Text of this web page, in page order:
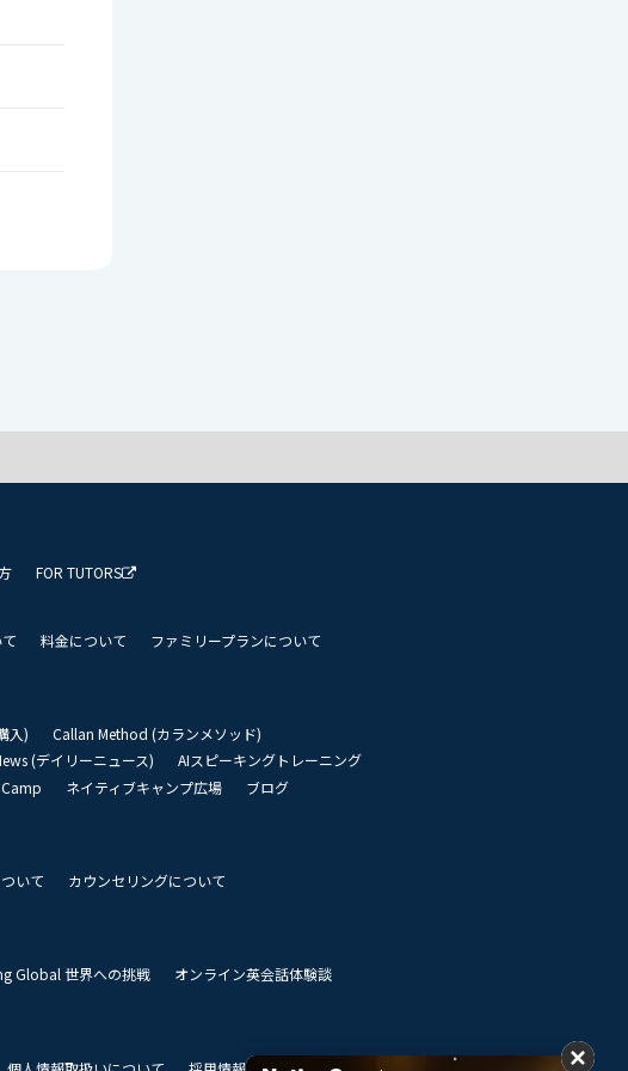
FOR TUTORS
料金について
ファミリープランについて
入)
Callan Method (カランメソッド)
(デイリーニュース)
AIスピーキングトレーニング
ネイティブキャンプ広場
ブログ
いて
カウンセリングについて
Global 世界への挑戦
オンライン英会話体験談